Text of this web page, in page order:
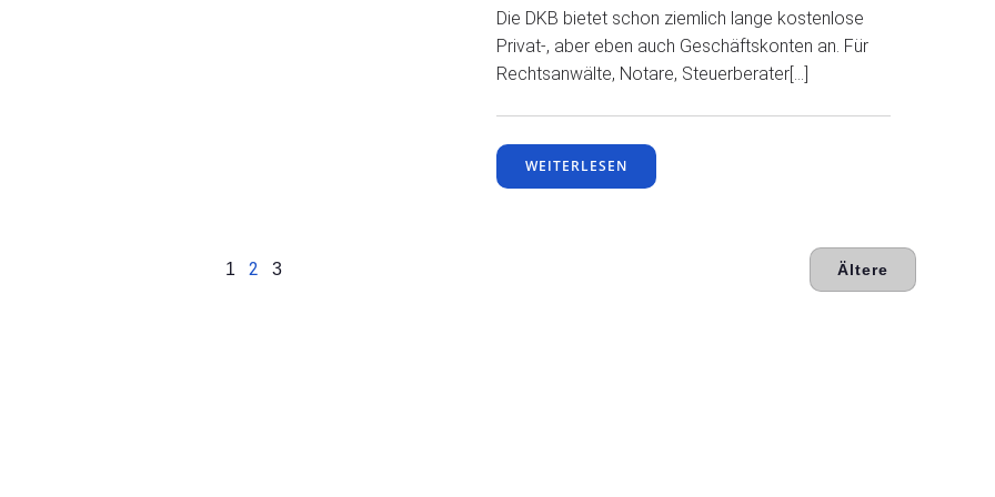
Die DKB bietet schon ziemlich lange kostenlose
Privat-, aber eben auch Geschäftskonten an. Für
Rechtsanwälte, Notare, Steuerberater[…]
WEITERLESEN
1 2 3 Ältere